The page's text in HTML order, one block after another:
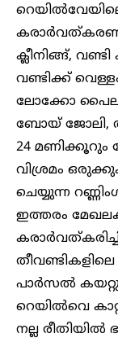
ക്ലീനിങ്ങ്,
വണ്ടിക്ക്
ലോക്കോ
ബോയ് ജോലി,
24 മണിക്കൂറും
വിശ്രമം
ചെയ്യുന്ന
ഇത്തരം
പാർസൽ
റെയിൽവെ
നല്ല